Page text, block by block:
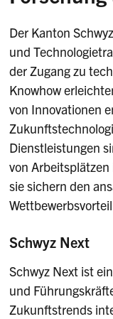
Der Kanton
und
der Zugang zu
Knowhow
von Innovationen
Dienstleistungen
von
sie sichern den
Schwyz Next
Schwyz Next ist
und
Zukunftstrends